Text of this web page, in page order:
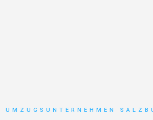
UMZUGSUNTERNEHMEN